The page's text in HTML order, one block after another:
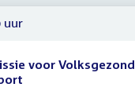
uur
voor